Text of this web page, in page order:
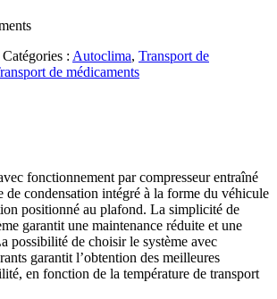
Catégories : Autoclima, Transport de
de médicaments
fonctionnement par compresseur entraîné
de condensation intégré à la forme du véhicule
positionné au plafond. La simplicité de
garantit une maintenance réduite et une
possibilité de choisir le système avec
garantit l’obtention des meilleures
en fonction de la température de transport